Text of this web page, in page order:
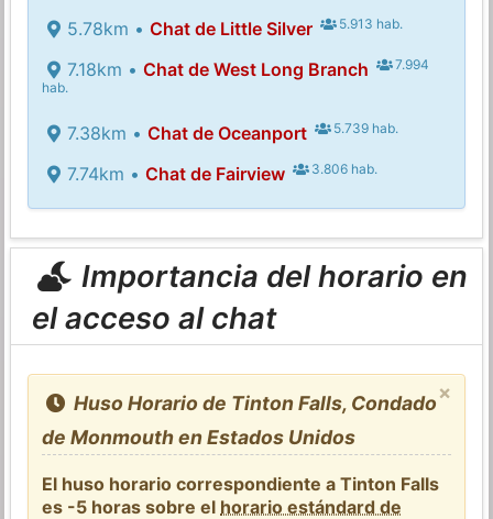
5.78km • Chat de Little Silver 5.913 hab.
7.18km • Chat de West Long Branch
7.994
hab.
7.38km • Chat de Oceanport 5.739 hab.
7.74km • Chat de Fairview 3.806 hab.
Importancia del horario en
el acceso al chat
×
Huso Horario de Tinton Falls, Condado
de Monmouth en Estados Unidos
El huso horario correspondiente a Tinton Falls
es -5 horas sobre el horario estándard de